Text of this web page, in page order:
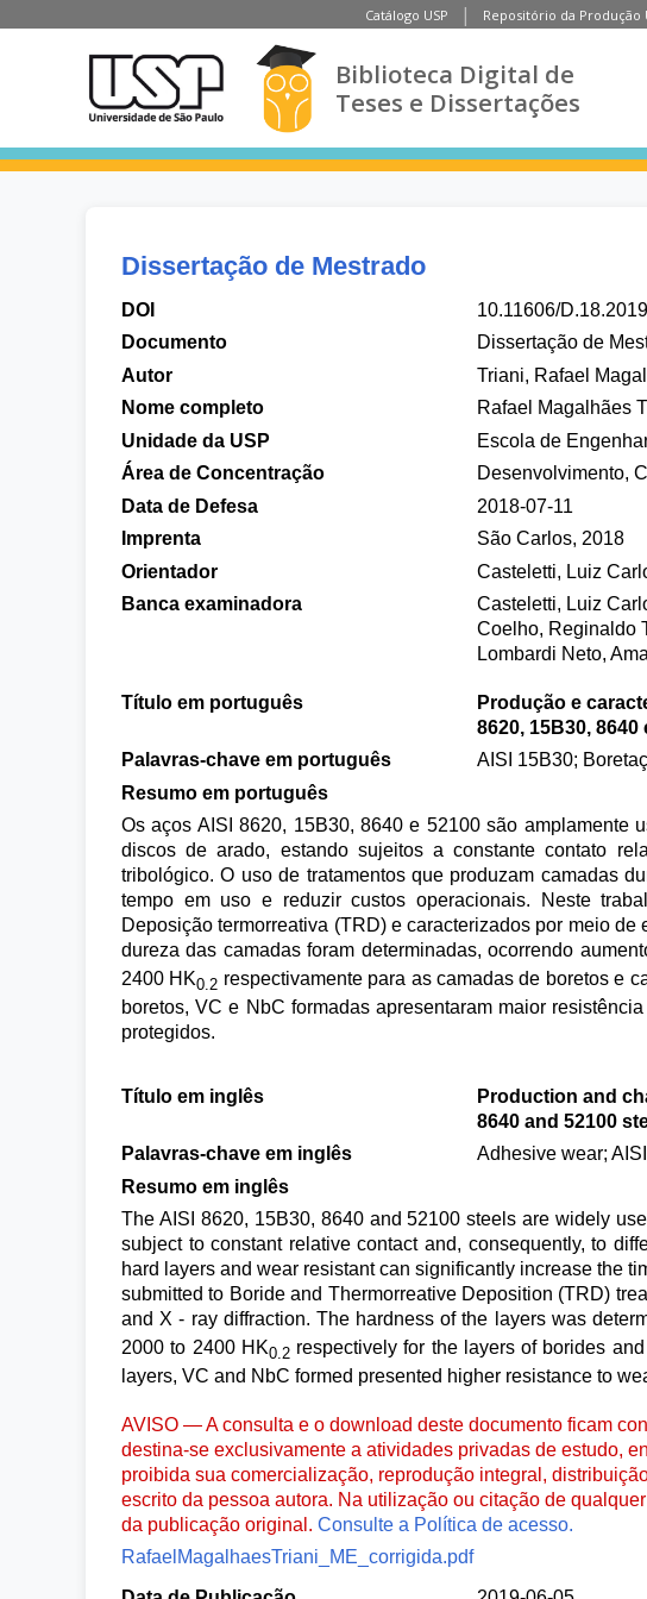
Catálogo USP Repositório da Produção
Biblioteca Digital de
Teses e Dissertações
Dissertação de Mestrado
DOI
10.11606/
Documento
Dissertação de
Autor
Triani, Rafael
Nome completo
Rafael Magalhães
Unidade da USP
Escola de
Área de Concentração
Desenvolvimento,
Data de Defesa
2018-07-11
Imprenta
São Carlos, 2018
Orientador
Casteletti, Luiz
Banca examinadora
Casteletti, Luiz
Coelho, Reginaldo
Lombardi Neto,
Título em português
Produção e
8620, 15B30, 8640
Palavras-chave em português
AISI 15B30;
Resumo em português
Os aços AISI 8620, 15B30, 8640 e 52100 são amplamente
discos de arado, estando sujeitos a constante contato
tribológico. O uso de tratamentos que produzam camadas
tempo em uso e reduzir custos operacionais. Neste
Deposição termorreativa (TRD) e caracterizados por meio
dureza das camadas foram determinadas, ocorrendo
2400 HK0.2 respectivamente para as camadas de boretos e
boretos, VC e NbC formadas apresentaram maior
protegidos.
Título em inglês
Production and
8640 and 52100
Palavras-chave em inglês
Adhesive wear;
Resumo em inglês
The AISI 8620, 15B30, 8640 and 52100 steels are widely
subject to constant relative contact and, consequently, to
hard layers and wear resistant can significantly increase the
submitted to Boride and Thermorreative Deposition (TRD)
and X - ray diffraction. The hardness of the layers was
2000 to 2400 HK0.2respectively for the layers of borides
layers, VC and NbC formed presented higher resistance to
AVISO — A consulta e o download deste documento ficam
destina-se exclusivamente a atividades privadas de estudo,
proibida sua comercialização, reprodução integral,
escrito da pessoa autora. Na utilização ou citação de
da publicação original. Consulte a Política de acesso.
RafaelMagalhaesTriani_ME_corrigida.pdf